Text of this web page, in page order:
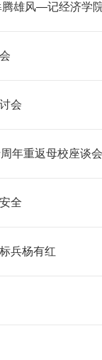
腾雄风—记经济学
会​
年重返母校座谈会​
全​
兵杨有红​